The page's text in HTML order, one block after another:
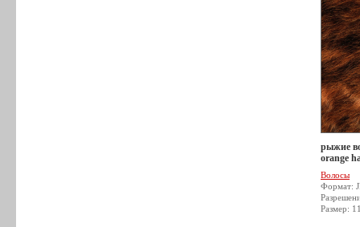
рыжие
orange
Волосы
Формат:
Размер: